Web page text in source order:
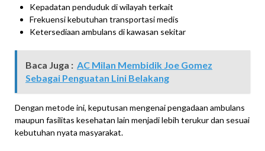
Kepadatan penduduk di wilayah terkait
Frekuensi kebutuhan transportasi medis
Ketersediaan ambulans di kawasan sekitar
Baca Juga : AC Milan Membidik Joe Gomez
Sebagai Penguatan Lini Belakang
Dengan metode ini, keputusan mengenai pengadaan ambulans
maupun fasilitas kesehatan lain menjadi lebih terukur dan sesuai
kebutuhan nyata masyarakat.